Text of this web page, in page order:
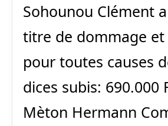
Sohounou Clément
titre de dommage
pour toutes causes
dices subis: 690.000
Mèton Hermann